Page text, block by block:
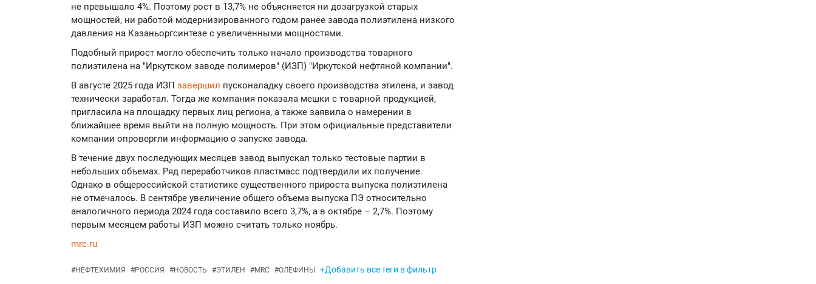
не превышало 4%. Поэтому рост в 13,7% не объясняется ни дозагрузкой старых
мощностей, ни работой модернизированного годом ранее завода полиэтилена низкого
давления на Казаньоргсинтезе с увеличенными мощностями.
Подобный прирост могло обеспечить только начало производства товарного
полиэтилена на "Иркутском заводе полимеров" (ИЗП) "Иркутской нефтяной компании".
В августе 2025 года ИЗП завершил пусконаладку своего производства этилена, и завод
технически заработал. Тогда же компания показала мешки с товарной продукцией,
пригласила на площадку первых лиц региона, а также заявила о намерении в
ближайшее время выйти на полную мощность. При этом официальные представители
компании опровергли информацию о запуске завода.
В течение двух последующих месяцев завод выпускал только тестовые партии в
небольших объемах. Ряд переработчиков пластмасс подтвердили их получение.
Однако в общероссийской статистике существенного прироста выпуска полиэтилена
не отмечалось. В сентябре увеличение общего объема выпуска ПЭ относительно
аналогичного периода 2024 года составило всего 3,7%, а в октябре – 2,7%. Поэтому
первым месяцем работы ИЗП можно считать только ноябрь.
mrc.ru
#НЕФТЕХИМИЯ #РОССИЯ #НОВОСТЬ #ЭТИЛЕН #MRC #ОЛЕФИНЫ +Добавить все теги в фильтр